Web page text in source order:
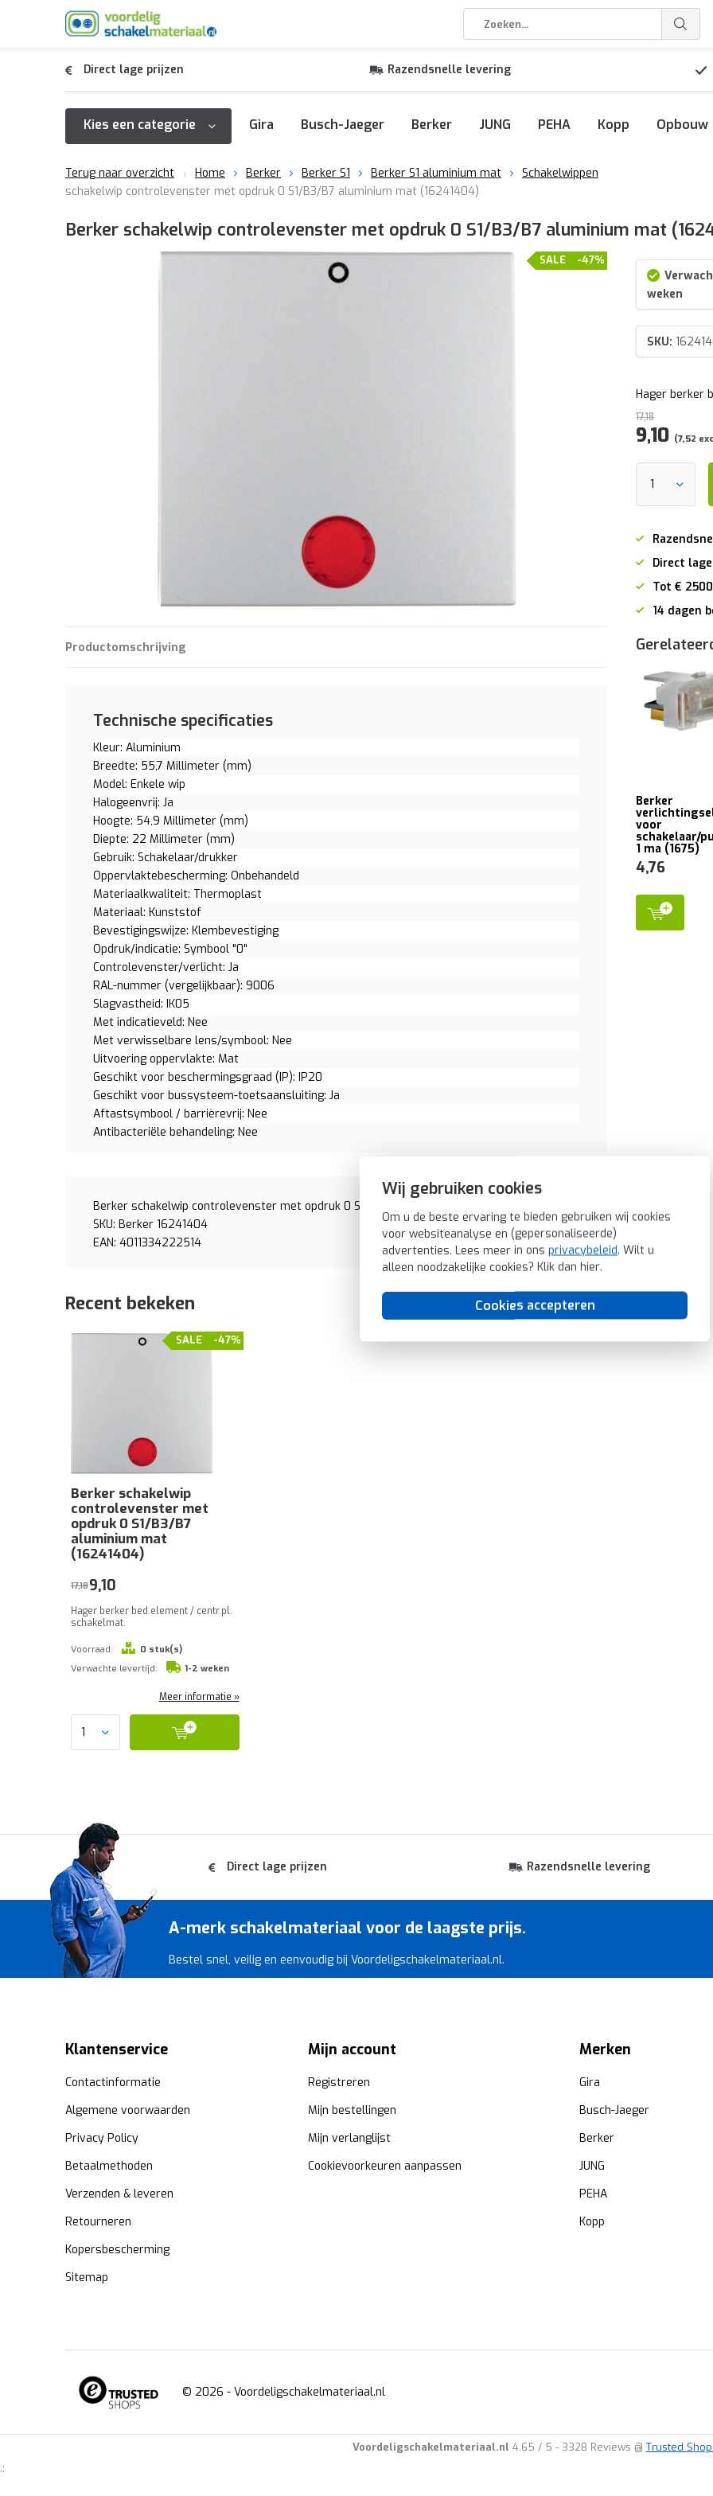
Wij gebruiken cookies
Om u de beste ervaring te bieden gebruiken wij cookies
voor websiteanalyse en (gepersonaliseerde)
advertenties. Lees meer in ons privacybeleid. Wilt u
alleen noodzakelijke cookies? Klik dan hier.
Cookies accepteren
Direct lage prijzen Razendsnelle levering
Kies een categorie Gira Busch-Jaeger Berker JUNG PEHA Kopp Opbouw
Terug naar overzicht Home Berker Berker S1 Berker S1 aluminium mat
Schakelwippen
schakelwip controlevenster met opdruk 0 S1/B3/B7 aluminium mat (16241404)
Berker schakelwip controlevenster met opdruk 0 S1/B3/B7 aluminium mat
-47%
SALE
weken
SKU:
Hager berker
17,18
9,10 (7,52
Direct
Tot €
14 dagen
Productomschrijving
Technische specificaties
Kleur: Aluminium
Breedte: 55,7 Millimeter (mm)
Model: Enkele wip
Halogeenvrij: Ja
Hoogte: 54,9 Millimeter (mm)
Diepte: 22 Millimeter (mm)
Gebruik: Schakelaar/drukker
Oppervlaktebescherming: Onbehandeld
Materiaalkwaliteit: Thermoplast
Materiaal: Kunststof
Bevestigingswijze: Klembevestiging
Opdruk/indicatie: Symbool "0"
Controlevenster/verlicht: Ja
RAL-nummer (vergelijkbaar): 9006
Slagvastheid: IK05
Met indicatieveld: Nee
Met verwisselbare lens/symbool: Nee
Uitvoering oppervlakte: Mat
Geschikt voor beschermingsgraad (IP): IP20
Geschikt voor bussysteem-toetsaansluiting: Ja
Aftastsymbool / barrièrevrij: Nee
Antibacteriële behandeling: Nee
Berker schakelwip controlevenster met opdruk 0 S1/B3/B7 aluminium mat (16241404)
SKU: Berker 16241404
EAN: 4011334222514
Berker
voor
schakelaar/
1 ma (1675)
4,76
Recent bekeken
-47%
SALE
Berker schakelwip
controlevenster met
opdruk 0 S1/B3/B7
aluminium mat
(16241404)
Hager berker bed.element / centr.pl.
schakelmat.
Voorraad:
0 stuk(s)
Verwachte levertijd:
1-2 weken
17,189,10
Meer informatie »
Direct lage prijzen Razendsnelle levering
A-merk schakelmateriaal voor de laagste prijs.
Bestel snel, veilig en eenvoudig bij Voordeligschakelmateriaal.nl.
Klantenservice
Contactinformatie
Algemene voorwaarden
Privacy Policy
Betaalmethoden
Verzenden & leveren
Retourneren
Kopersbescherming
Sitemap
Mijn account
Registreren
Mijn bestellingen
Mijn verlanglijst
Cookievoorkeuren aanpassen
Merken
Gira
Busch-Jaeger
Berker
JUNG
PEHA
Kopp
© 2026 - Voordeligschakelmateriaal.nl
Voordeligschakelmateriaal.nl 4.65 / 5 - 3328 Reviews @ Trusted
.: